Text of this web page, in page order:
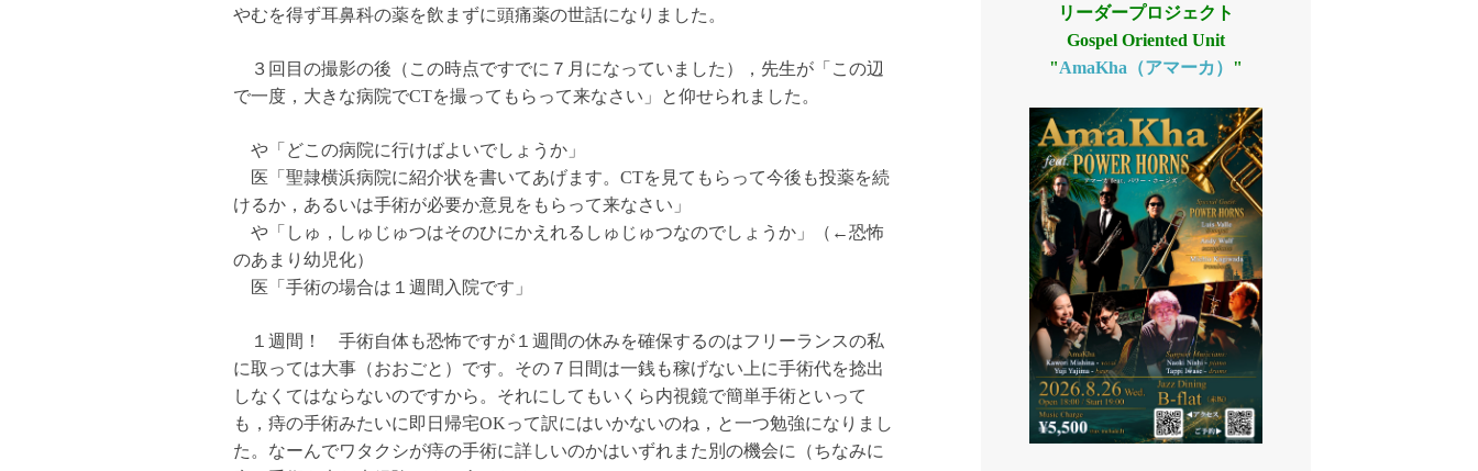
やむを得ず耳鼻科の薬を飲まずに頭痛薬の世話になりました。
３回目の撮影の後（この時点ですでに７月になっていました），先生が「この辺
で一度，大きな病院でCTを撮ってもらって来なさい」と仰せられました。
や「どこの病院に行けばよいでしょうか」
医「聖隷横浜病院に紹介状を書いてあげます。CTを見てもらって今後も投薬を続
けるか，あるいは手術が必要か意見をもらって来なさい」
や「しゅ，しゅじゅつはそのひにかえれるしゅじゅつなのでしょうか」（←恐怖
のあまり幼児化）
医「手術の場合は１週間入院です」
１週間！ 手術自体も恐怖ですが１週間の休みを確保するのはフリーランスの私
に取っては大事（おおごと）です。その７日間は一銭も稼げない上に手術代を捻出
しなくてはならないのですから。それにしてもいくら内視鏡で簡単手術といって
も，痔の手術みたいに即日帰宅OKって訳にはいかないのね，と一つ勉強になりまし
た。なーんでワタクシが痔の手術に詳しいのかはいずれまた別の機会に（ちなみに
リーダープロジェクト
Gospel Oriented Unit
"AmaKha（アマーカ） "